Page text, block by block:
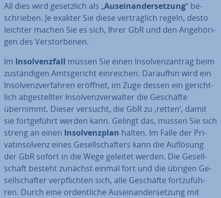
All dies wird ge­setz­lich als „Aus­ein­an­der­set­zung“ be­
schrie­ben. Je exakter Sie diese ver­trag­lich regeln, desto
leichter machen Sie es sich, Ihrer GbR und den An­ge­hö­ri­
gen des Ver­stor­be­nen.
Im In­sol­venz­fall müssen Sie einen In­sol­venz­an­trag beim
zu­stän­di­gen Amts­ge­richt ein­rei­chen. Daraufhin wird ein
In­sol­venz­ver­fah­ren eröffnet, im Zuge dessen ein ge­richt­
lich ab­ge­stell­ter In­sol­venz­ver­wal­ter die Geschäfte
übernimmt. Dieser versucht, die GbR zu ‚retten‘, damit
sie fort­ge­führt werden kann. Gelingt das, müssen Sie sich
streng an einen In­sol­venz­plan halten. Im Falle der Pri­
vat­in­sol­venz eines Ge­sell­schaf­ters kann die Auflösung
der GbR sofort in die Wege geleitet werden. Die Ge­sell­
schaft besteht zunächst einmal fort und die übrigen Ge­
sell­schaf­ter ver­pflich­ten sich, alle Geschäfte fort­zu­füh­
ren. Durch eine or­dent­li­che Aus­ein­an­der­set­zung mit